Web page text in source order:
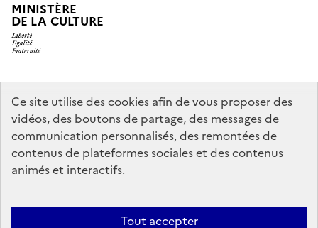
Ce site utilise des cookies afin de vous proposer des
vidéos, des boutons de partage, des messages de
communication personnalisés, des remontées de
contenus de plateformes sociales et des contenus
animés et interactifs.
Tout accepter
MINISTÈRE
DE LA CULTURE
legifrance.gouv.fr
info.gouv.fr
service-public.gouv.fr
data.gouv.fr
Politique d’utilisation des témoins de connexion (cookies)